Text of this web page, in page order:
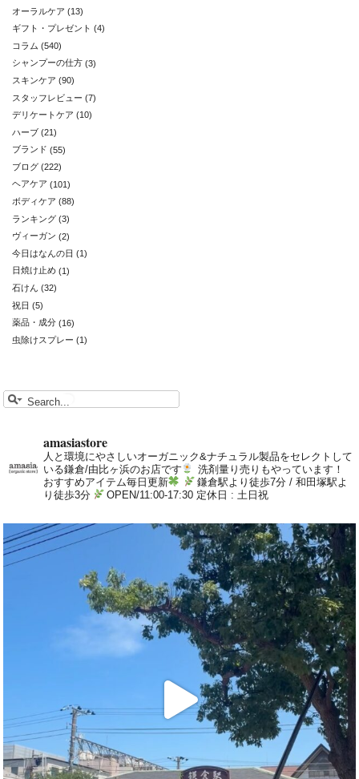
オーラルケア (13)
ギフト・プレゼント (4)
コラム (540)
シャンプーの仕方 (3)
スキンケア (90)
スタッフレビュー (7)
デリケートケア (10)
ハーブ (21)
ブランド (55)
ブログ (222)
ヘアケア (101)
ボディケア (88)
ランキング (3)
ヴィーガン (2)
今日はなんの日 (1)
日焼け止め (1)
石けん (32)
祝日 (5)
薬品・成分 (16)
虫除けスプレー (1)
amasiastore
人と環境にやさしいオーガニック&ナチュラル製品をセレクトして
いる鎌倉/由比ヶ浜のお店です
洗剤量り売りもやっています！
おすすめアイテム毎日更新
鎌倉駅より徒歩7分 / 和田塚駅よ
り徒歩3分
OPEN/11:00-17:30 定休日 : 土日祝